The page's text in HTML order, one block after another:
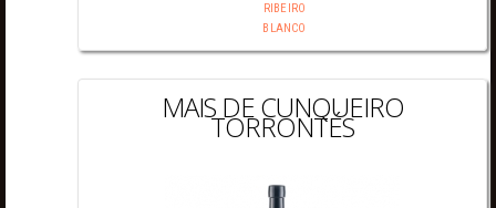
RIBEIRO
BLANCO
MAIS DE CUNQUEIRO
TORRONTÉS